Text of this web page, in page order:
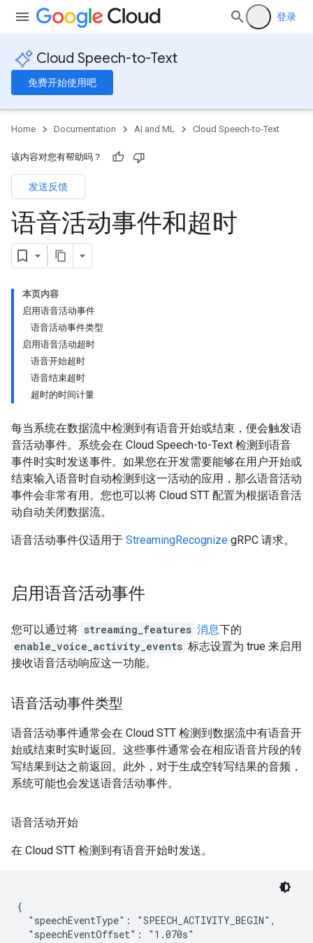
登录
Cloud Speech-to-Text
免费开始使用吧
Home Documentation AI and ML Cloud Speech-to-Text
该内容对您有帮助吗？
发送反馈
语音活动事件和超时
本页内容
启用语音活动事件
语音活动事件类型
启用语音活动超时
语音开始超时
语音结束超时
超时的时间计量
每当系统在数据流中检测到有语音开始或结束，便会触发语
音活动事件。系统会在 Cloud Speech-to-Text 检测到语音
事件时实时发送事件。如果您在开发需要能够在用户开始或
结束输入语音时自动检测到这一活动的应用，那么语音活动
事件会非常有用。您也可以将 Cloud STT 配置为根据语音活
动自动关闭数据流。
语音活动事件仅适用于 StreamingRecognize gRPC 请求。
启用语音活动事件
您可以通过将 streaming_features 消息下的
enable_voice_activity_events 标志设置为 true 来启用
接收语音活动响应这一功能。
语音活动事件类型
语音活动事件通常会在 Cloud STT 检测到数据流中有语音开
始或结束时实时返回。这些事件通常会在相应语音片段的转
写结果到达之前返回。此外，对于生成空转写结果的音频，
系统可能也会发送语音活动事件。
语音活动开始
在 Cloud STT 检测到有语音开始时发送。
{
  "speechEventType": "SPEECH_ACTIVITY_BEGIN",
  "speechEventOffset": "1.070s"